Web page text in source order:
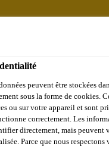
peuvent être stockées
sous la forme de cookies.
ou sur votre appareil et sont
correctement. Les
directement, mais peuvent
Parce que nous